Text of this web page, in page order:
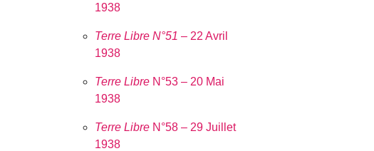
1938
Terre Libre N°51 – 22 Avril
1938
Terre Libre N°53 – 20 Mai
1938
Terre Libre N°58 – 29 Juillet
1938